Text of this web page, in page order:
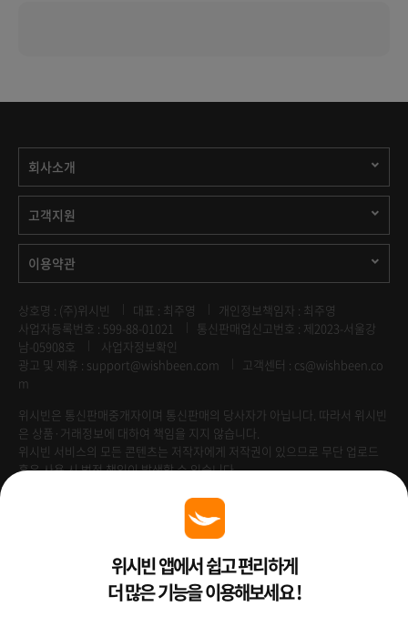
회사소개
고객지원
이용약관
상호명 : (주)위시빈 대표 : 최주영
개인정보책임자 : 최주영
사업자등록번호 : 599-88-01021
통신판매업신고번호 : 제2023-서울강
남-05908호
사업자정보확인
광고 및 제휴 : support@wishbeen.com
고객센터 : cs@wishbeen.co
m
위시빈은 통신판매중개자이며 통신판매의 당사자가 아닙니다. 따라서 위시빈
은 상품·거래정보에 대하여 책임을 지지 않습니다.
위시빈 서비스의 모든 콘텐츠는 저작자에게 저작권이 있으므로 무단 업로드
혹은 사용 시 법적 책임이 발생할 수 있습니다.
Venture Enterprise위시빈 앱에서 쉽고 편리하게
더 많은 기능을 이용해보세요 !